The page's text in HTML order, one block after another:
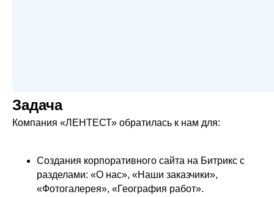
Задача
Компания «ЛЕНТЕСТ» обратилась к нам для:
Создания корпоративного сайта на Битрикс с
разделами: «О нас», «Наши заказчики»,
«Фотогалерея», «География работ».